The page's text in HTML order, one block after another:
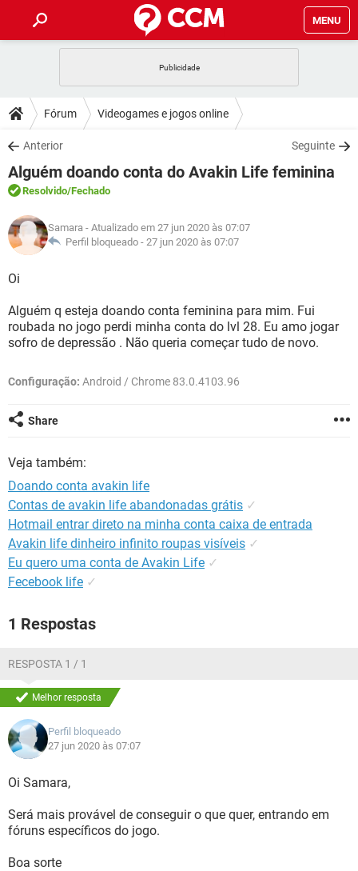
MENU
CELULAR FACEBOOK
OUTLOOK
INSTAGRAM GMAIL
GUIA DE COMPRAS
DICAS
JOGOS WHATSAPP
OUTLOOK
INSTAGRAM
GUIA DE COMPRAS
DOWNLOADS
JOGOS WHATSAPP
CELULAR
OUTLOOK EXCEL
INSTAGRAM
GUIA DE COMPRAS
FÓRUM
JOGOS
CELULAR FACEBOOK
GUIA DE COMPRAS
GLOSSÁRIO
JOGOS
CELULAR
OUTLOOK EXCEL
INSTAGRAM
Fórum Videogames e jogos online
Anterior Seguinte
Alguém doando conta do Avakin Life feminina
Resolvido/Fechado
Samara - Atualizado em 27 jun 2020 às 07:07
Perfil bloqueado - 27 jun 2020 às 07:07
Oi
Alguém q esteja doando conta feminina para mim. Fui
roubada no jogo perdi minha conta do lvl 28. Eu amo jogar
sofro de depressão . Não queria começar tudo de novo.
Configuração: Android / Chrome 83.0.4103.96
Share
Veja também:
Doando conta avakin life
Contas de avakin life abandonadas grátis ✓
Hotmail entrar direto na minha conta caixa de entrada
Avakin life dinheiro infinito roupas visíveis ✓
Eu quero uma conta de Avakin Life ✓
Fecebook life ✓
1 Respostas
RESPOSTA 1 / 1
Melhor resposta
Perfil bloqueado
27 jun 2020 às 07:07
Oi Samara,
Será mais provável de conseguir o que quer, entrando em
fóruns específicos do jogo.
Boa sorte